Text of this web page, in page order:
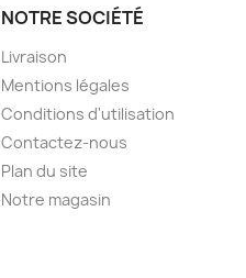
NOTRE SOCIÉTÉ
Livraison
Mentions légales
Conditions d'utilisation
Contactez-nous
Plan du site
Notre magasin